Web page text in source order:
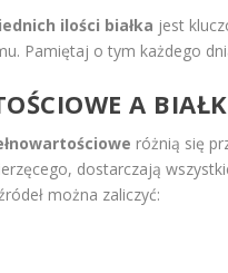
ilości białka jest
Pamiętaj o tym każdego
A
różnią się
dostarczają
można zaliczyć: